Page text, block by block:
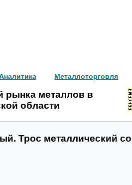
Металлоторговля
рынка металлов в
области
Трос металлический